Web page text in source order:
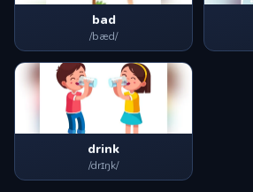
bad
/bæd/
drink
/drɪŋk/